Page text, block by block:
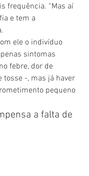
frequência. “Mas aí
e tem a
ele o indivíduo
sintomas
febre, dor de
tosse -, mas já haver
pequeno
a falta de